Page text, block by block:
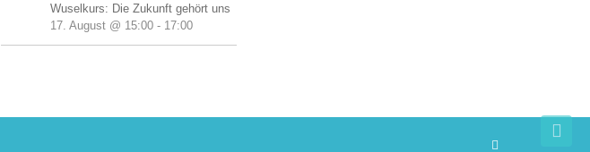
Wuselkurs: Die Zukunft gehört uns
17. August @ 15:00 - 17:00